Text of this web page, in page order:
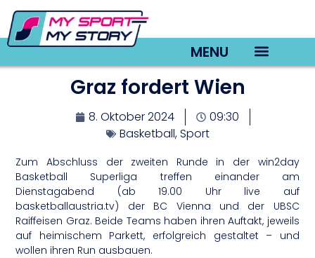
MENU
Graz fordert Wien
8. Oktober 2024
09:30
Basketball,Sport
Zum Abschluss der zweiten Runde in der win2day
Basketball Superliga treffen einander am
Dienstagabend (ab 19.00 Uhr live auf
basketballaustria.tv) der BC Vienna und der UBSC
Raiffeisen Graz. Beide Teams haben ihren Auftakt, jeweils
auf heimischem Parkett, erfolgreich gestaltet – und
wollen ihren Run ausbauen.